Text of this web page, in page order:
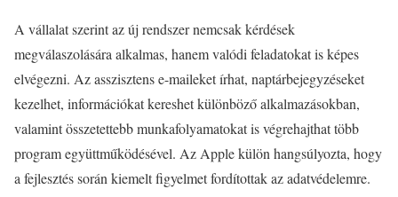
A vállalat szerint az új rendszer nemcsak kérdések
megválaszolására alkalmas, hanem valódi feladatokat is képes
elvégezni. Az asszisztens e-maileket írhat, naptárbejegyzéseket
kezelhet, információkat kereshet különböző alkalmazásokban,
valamint összetettebb munkafolyamatokat is végrehajthat több
program együttműködésével. Az Apple külön hangsúlyozta, hogy
a fejlesztés során kiemelt figyelmet fordítottak az adatvédelemre.